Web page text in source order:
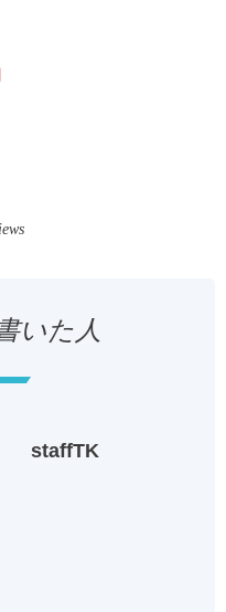
いた人
staffTK